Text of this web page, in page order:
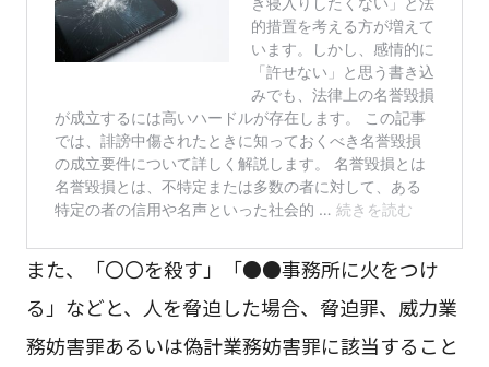
また、「〇〇を殺す」「●●事務所に火をつけ
る」などと、人を脅迫した場合、脅迫罪、威力業
務妨害罪あるいは偽計業務妨害罪に該当すること